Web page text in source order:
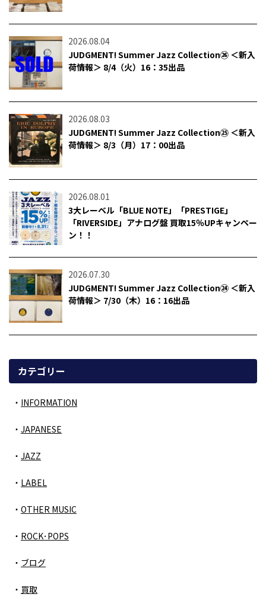
2026.08.04
JUDGMENT! Summer Jazz Collection㉖ ＜新入
荷情報＞ 8/4（火）16：35出品
2026.08.03
JUDGMENT! Summer Jazz Collection㉕ ＜新入
荷情報＞ 8/3（月）17：00出品
2026.08.01
3大レーベル「BLUE NOTE」「PRESTIGE」
「RIVERSIDE」アナログ盤 買取15％UPキャンペー
ン！！
2026.07.30
JUDGMENT! Summer Jazz Collection㉔ ＜新入
荷情報＞ 7/30（木）16：16出品
カテゴリー
INFORMATION
JAPANESE
JAZZ
LABEL
OTHER MUSIC
ROCK･POPS
ブログ
買取